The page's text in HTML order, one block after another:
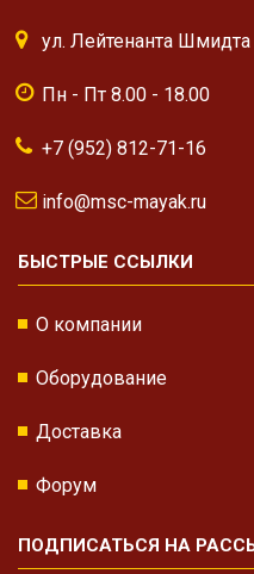
ул. Лейтенанта
Пн - Пт 8.00 - 18.00
+7 (952) 812-71-16
info@msc-mayak.ru
БЫСТРЫЕ ССЫЛКИ
О компании
Оборудование
Доставка
Форум
ПОДПИСАТЬСЯ НА